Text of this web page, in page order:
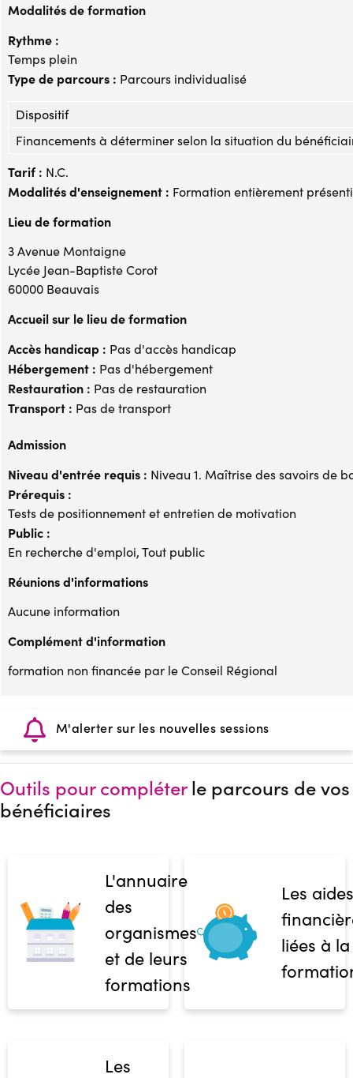
Modalités de formation
Rythme :
Temps plein
Type de parcours : Parcours individualisé
Dispositif
Financements à déterminer selon la situation du
Tarif : N.C.
Modalités d'enseignement : Formation entièrement
Lieu de formation
3 Avenue Montaigne
Lycée Jean-Baptiste Corot
60000 Beauvais
Accueil sur le lieu de formation
Accès handicap : Pas d'accès handicap
Hébergement : Pas d'hébergement
Restauration : Pas de restauration
Transport : Pas de transport
Admission
Niveau d'entrée requis : Niveau 1. Maîtrise des savoirs de
Prérequis :
Tests de positionnement et entretien de motivation
Public :
En recherche d'emploi, Tout public
Réunions d'informations
Aucune information
Complément d'information
formation non financée par le Conseil Régional
M'alerter sur les nouvelles sessions
Outils pour compléterle parcours de vos
bénéficiaires
L'annuaire
des
organismes
et de leurs
formations
Les aides
liées à la
Les